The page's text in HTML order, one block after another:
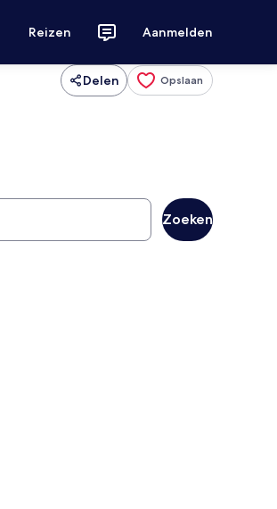
Reizen Aanmelden
Delen Opslaan
Zoeken